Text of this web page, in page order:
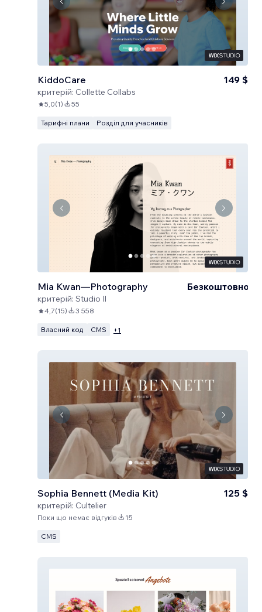
KiddoCare
критерій: Collette Collabs
149 $
5,0(1) 55
Тарифні плани Розділ для учасників
Mia Kwan—Photography
критерій: Studio Il
Безкоштовно
4,7(15) 3 558
Власний код CMS +1
Sophia Bennett (Media Kit)
критерій: Cultelier
125 $
Поки що немає відгуків 15
CMS